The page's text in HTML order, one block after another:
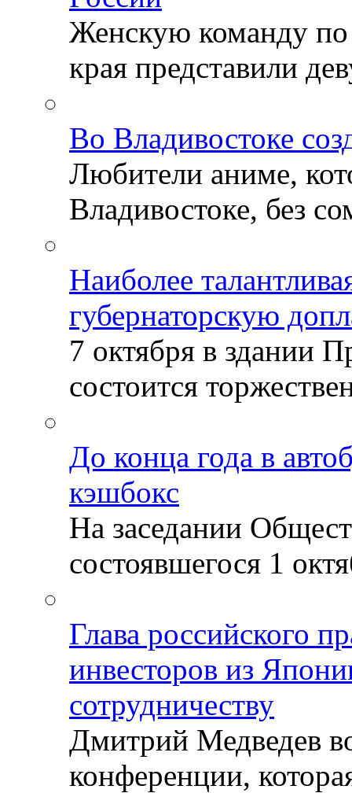
Женскую команду
края представили
Во Владивостоке
Любители аниме,
Владивостоке, без
Наиболее
губернаторскую
7 октября в здании
состоится
До конца года в
кэшбокс
На заседании
состоявшегося 1
Глава российского
инвесторов из
сотрудничеству
Дмитрий Медведев
конференции,